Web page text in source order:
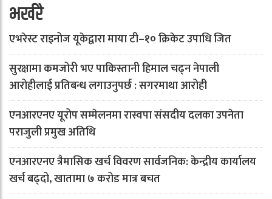
भर्खरै
एभरेस्ट राइनोज यूकेद्वारा माया टी–१० क्रिकेट उपाधि जित
सुरक्षामा कमजोरी भए पाकिस्तानी हिमाल चढ्न नेपाली
आरोहीलाई प्रतिबन्ध लगाउनुपर्छ : सगरमाथा आरोही
एनआरएनए यूरोप सम्मेलनमा रास्वपा संसदीय दलका उपनेता
पराजुली प्रमुख अतिथि
एनआरएनए त्रैमासिक खर्च विवरण सार्वजनिक: केन्द्रीय कार्यालय
खर्च बढ्दो, खातामा ७ करोड मात्र बचत